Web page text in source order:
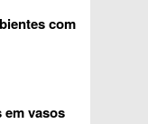
com
vasos